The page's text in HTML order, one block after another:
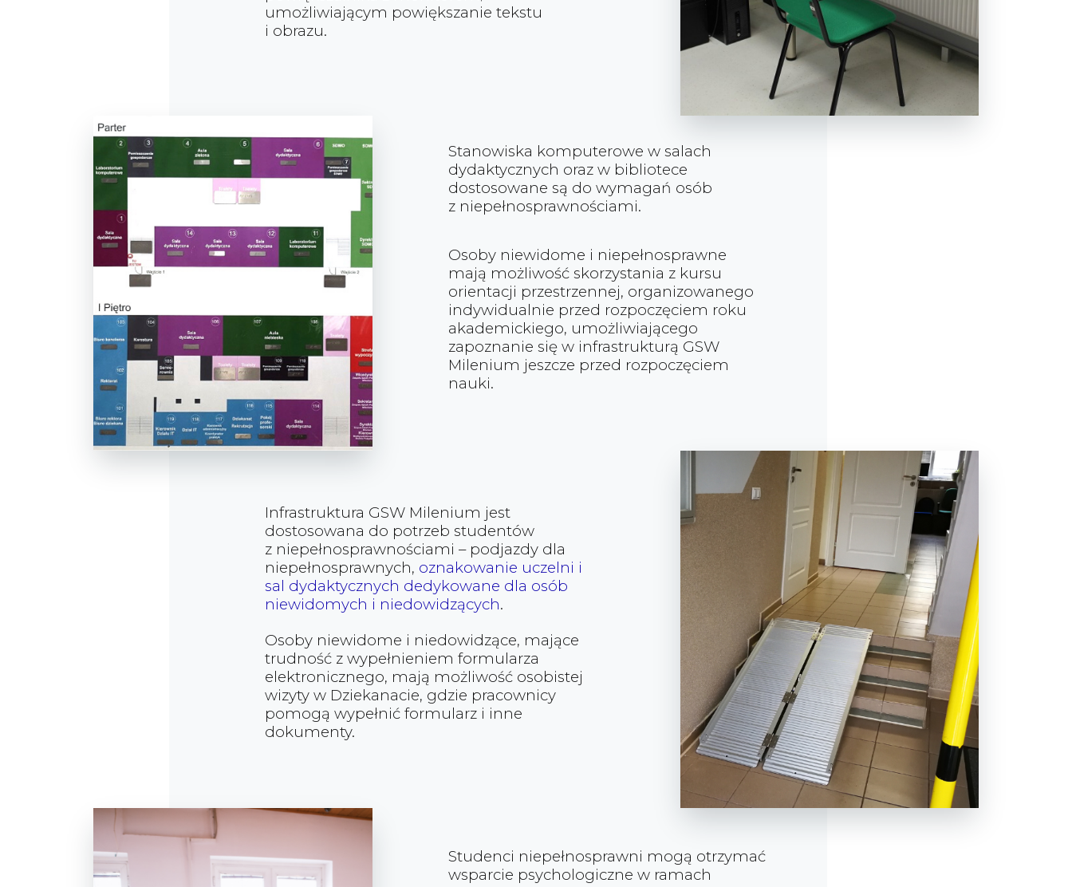
umożliwiającym powiększanie tekstu
i obrazu.
Stanowiska komputerowe w salach
dydaktycznych oraz w bibliotece
dostosowane są do wymagań osób
z niepełnosprawnościami.
Osoby niewidome i niepełnosprawne
mają możliwość skorzystania z kursu
orientacji przestrzennej, organizowanego
indywidualnie przed rozpoczęciem roku
akademickiego, umożliwiającego
zapoznanie się w infrastrukturą GSW
Milenium jeszcze przed rozpoczęciem
nauki.
Infrastruktura GSW Milenium jest
dostosowana do potrzeb studentów
z niepełnosprawnościami – podjazdy dla
niepełnosprawnych, oznakowanie uczelni i
sal dydaktycznych dedykowane dla osób
niewidomych i niedowidzących.
Osoby niewidome i niedowidzące, mające
trudność z wypełnieniem formularza
elektronicznego, mają możliwość osobistej
wizyty w Dziekanacie, gdzie pracownicy
pomogą wypełnić formularz i inne
dokumenty.
Studenci niepełnosprawni mogą otrzymać
wsparcie psychologiczne w ramach